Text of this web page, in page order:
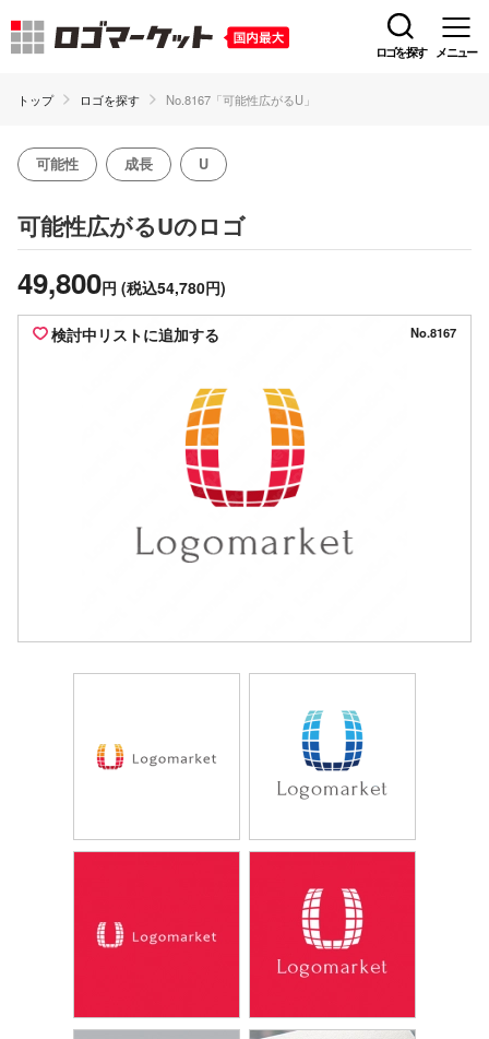
ロゴを探す メニュー
トップ ロゴを探す No.8167「可能性広がるU」
可能性 成長 U
可能性広がるUのロゴ
49,800円 (税込54,780円)
検討中リストに追加する No.8167